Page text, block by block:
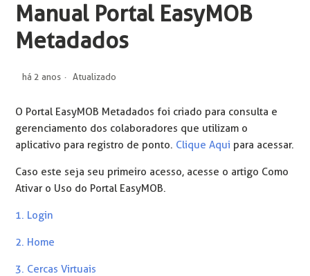
Manual Portal EasyMOB
Metadados
há 2 anos Atualizado
O Portal EasyMOB Metadados foi criado para consulta e
gerenciamento dos colaboradores que utilizam o
aplicativo para registro de ponto. Clique Aqui para acessar.
Caso este seja seu primeiro acesso, acesse o artigo Como
Ativar o Uso do Portal EasyMOB.
1. Login
2. Home
3. Cercas Virtuais